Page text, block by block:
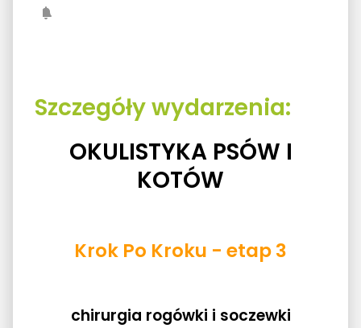
Szczegóły wydarzenia:
OKULISTYKA PSÓW I
KOTÓW
Krok Po Kroku - etap 3
chirurgia rogówki i soczewki